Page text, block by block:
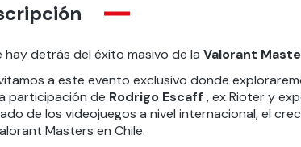
hay detrás del éxito masivo de la Valorant
a este evento exclusivo donde
participación de Rodrigo Escaff , ex Rioter y
de los videojuegos a nivel internacional, el
Masters en Chile.